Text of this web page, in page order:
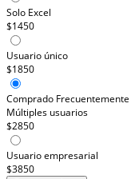
Solo Excel
$1450
Usuario único
$1850
Comprado Frecuentemente
Múltiples usuarios
$2850
Usuario empresarial
$3850